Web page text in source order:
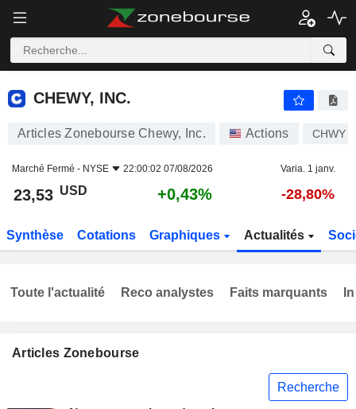
CHEWY, INC.
CHEWY, INC.
Articles Zonebourse Chewy, Inc. Actions CHWY
Marché Fermé - NYSE 22:00:02 07/08/2026 Varia. 1 janv.
23,53 USD +0,43% -28,80%
Synthèse Cotations Graphiques Actualités
Articles Zonebourse
Recherche
Toute l'actualité Reco analystes Faits marquants